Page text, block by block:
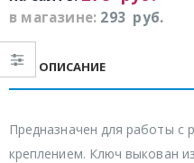
в магазине: 293 руб.
ОПИСАНИЕ
Предназначен для работы с
креплением. Ключ выкован